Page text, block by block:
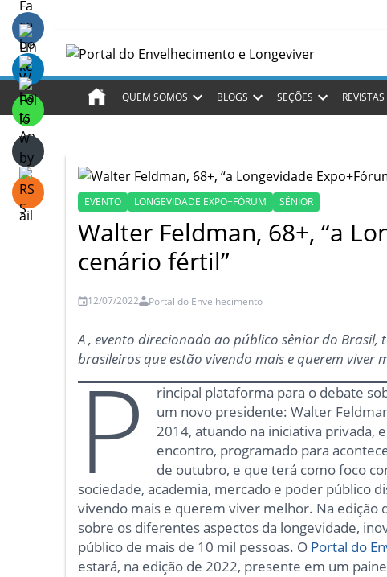
QUEM SOMOS BLOGS SEÇÕES REVISTAS
EVENTO LONGEVIDADE EXPO+FÓRUM SÊNIOR
Walter Feldman, 68+, “a
cenário fértil”
12/07/2022 Portal do Envelhecimento
A , evento direcionado ao público sênior do
brasileiros que estão vivendo mais e querem viver
P
rincipal plataforma para o debate
um novo presidente: Walter
2014, atuando na iniciativa privada,
encontro, programado para
de outubro, e que terá como foco
sociedade, academia, mercado e poder público
vivendo mais e querem viver melhor. Na edição
sobre os diferentes aspectos da longevidade,
público de mais de 10 mil pessoas. O Portal do
estará, na edição de 2022, presente em um